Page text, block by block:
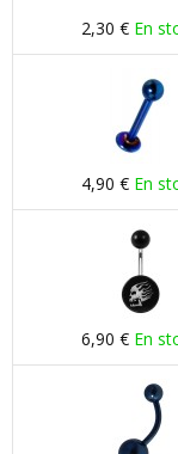
2,30 € En
4,90 € En
6,90 € En